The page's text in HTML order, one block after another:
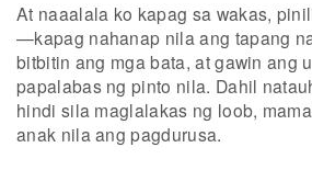
At naaalala ko kapag sa wakas,
—kapag nahanap nila ang tapang
bitbitin ang mga bata, at gawin ang
papalabas ng pinto nila. Dahil
hindi sila maglalakas ng loob,
anak nila ang pagdurusa.